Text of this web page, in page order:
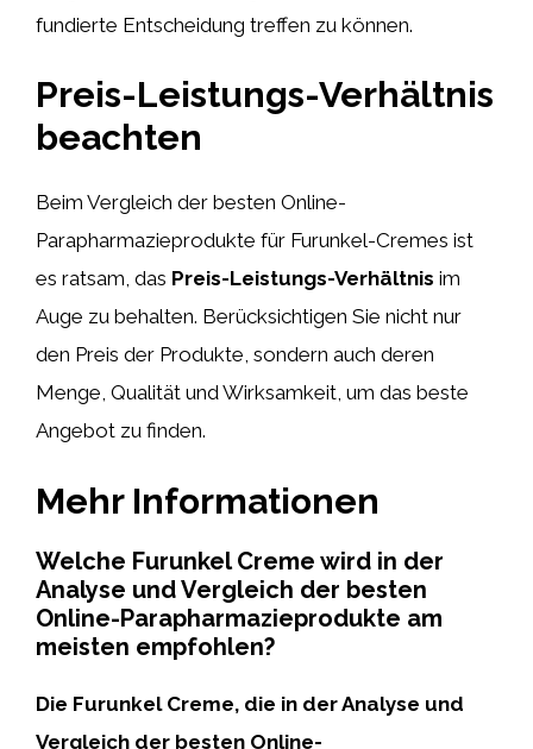
fundierte Entscheidung treffen zu können.
Preis-Leistungs-Verhältnis
beachten
Beim Vergleich der besten Online-
Parapharmazieprodukte für Furunkel-Cremes ist
es ratsam, das Preis-Leistungs-Verhältnis im
Auge zu behalten. Berücksichtigen Sie nicht nur
den Preis der Produkte, sondern auch deren
Menge, Qualität und Wirksamkeit, um das beste
Angebot zu finden.
Mehr Informationen
Welche Furunkel Creme wird in der
Analyse und Vergleich der besten
Online-Parapharmazieprodukte am
meisten empfohlen?
Die Furunkel Creme, die in der Analyse und
Vergleich der besten Online-